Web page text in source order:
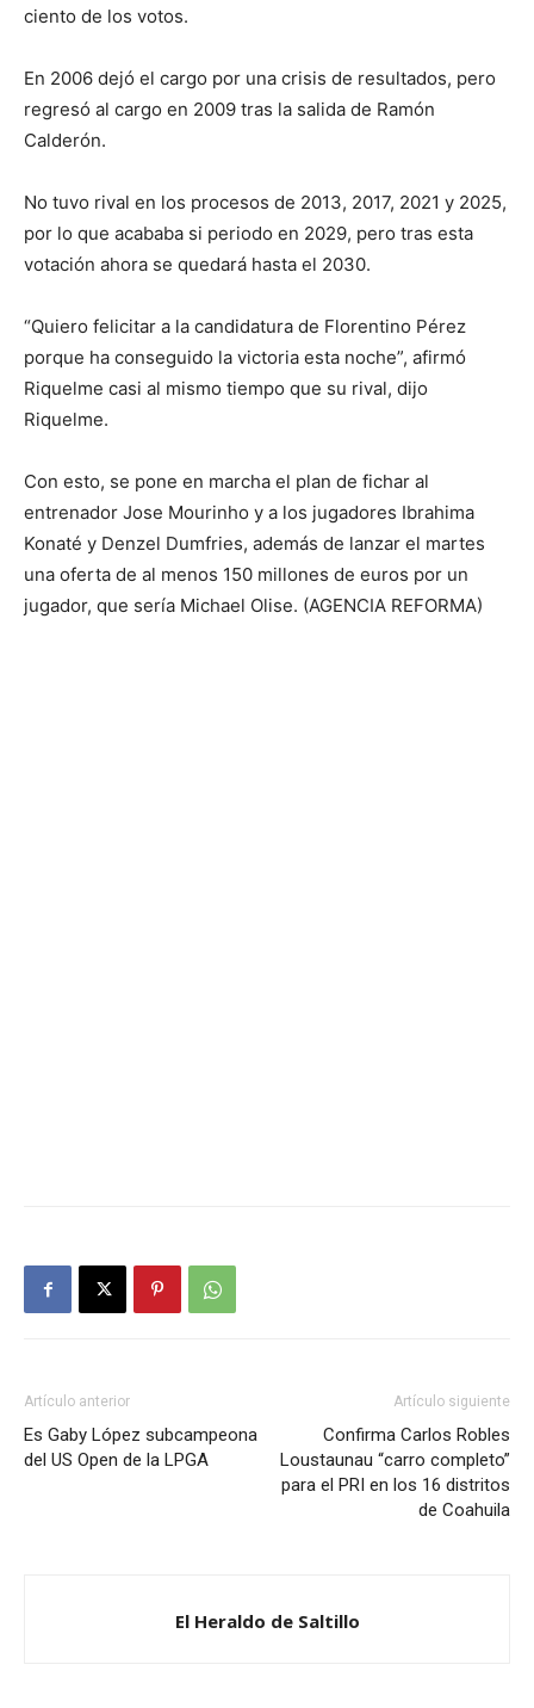
ciento de los votos.
En 2006 dejó el cargo por una crisis de resultados, pero
regresó al cargo en 2009 tras la salida de Ramón
Calderón.
No tuvo rival en los procesos de 2013, 2017, 2021 y 2025,
por lo que acababa si periodo en 2029, pero tras esta
votación ahora se quedará hasta el 2030.
“Quiero felicitar a la candidatura de Florentino Pérez
porque ha conseguido la victoria esta noche”, afirmó
Riquelme casi al mismo tiempo que su rival, dijo
Riquelme.
Con esto, se pone en marcha el plan de fichar al
entrenador Jose Mourinho y a los jugadores Ibrahima
Konaté y Denzel Dumfries, además de lanzar el martes
una oferta de al menos 150 millones de euros por un
jugador, que sería Michael Olise. (AGENCIA REFORMA)
Artículo anterior
Es Gaby López subcampeona
del US Open de la LPGA
Artículo siguiente
Confirma Carlos Robles
Loustaunau “carro completo”
para el PRI en los 16 distritos
de Coahuila
El Heraldo de Saltillo